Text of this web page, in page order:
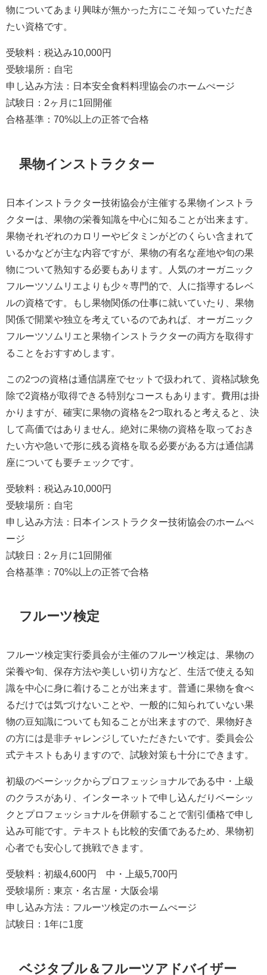
物についてあまり興味が無かった方にこそ知っていただき
たい資格です。
受験料：税込み10,000円
受験場所：自宅
申し込み方法：日本安全食料料理協会のホームぺージ
試験日：2ヶ月に1回開催
合格基準：70%以上の正答で合格
果物インストラクター
日本インストラクター技術協会が主催する果物インストラ
クターは、果物の栄養知識を中心に知ることが出来ます。
果物それぞれのカロリーやビタミンがどのくらい含まれて
いるかなどが主な内容ですが、果物の有名な産地や旬の果
物について熟知する必要もあります。人気のオーガニック
フルーツソムリエよりも少々専門的で、人に指導するレベ
ルの資格です。もし果物関係の仕事に就いていたり、果物
関係で開業や独立を考えているのであれば、オーガニック
フルーツソムリエと果物インストラクターの両方を取得す
ることをおすすめします。
この2つの資格は通信講座でセットで扱われて、資格試験免
除で2資格が取得できる特別なコースもあります。費用は掛
かりますが、確実に果物の資格を2つ取れると考えると、決
して高価ではありません。絶対に果物の資格を取っておき
たい方や急いで形に残る資格を取る必要がある方は通信講
座についても要チェックです。
受験料：税込み10,000円
受験場所：自宅
申し込み方法：日本インストラクター技術協会のホームぺ
ージ
試験日：2ヶ月に1回開催
合格基準：70%以上の正答で合格
フルーツ検定
フルーツ検定実行委員会が主催のフルーツ検定は、果物の
栄養や旬、保存方法や美しい切り方など、生活で使える知
識を中心に身に着けることが出来ます。普通に果物を食べ
るだけでは気づけないことや、一般的に知られていない果
物の豆知識についても知ることが出来ますので、果物好き
の方には是非チャレンジしていただきたいです。委員会公
式テキストもありますので、試験対策も十分にできます。
初級のベーシックからプロフェッショナルである中・上級
のクラスがあり、インターネットで申し込んだりベーシッ
クとプロフェッショナルを併願することで割引価格で申し
込み可能です。テキストも比較的安価であるため、果物初
心者でも安心して挑戦できます。
受験料：初級4,600円 中・上級5,700円
受験場所：東京・名古屋・大阪会場
申し込み方法：フルーツ検定のホームぺージ
試験日：1年に1度
ベジタブル＆フルーツアドバイザー